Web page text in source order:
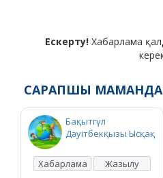
Ескерту!Хабарлама
САРАПШЫ
Бақытгүл
Дәуітбекқызы Ысқақ
Хабарлама Жазылу